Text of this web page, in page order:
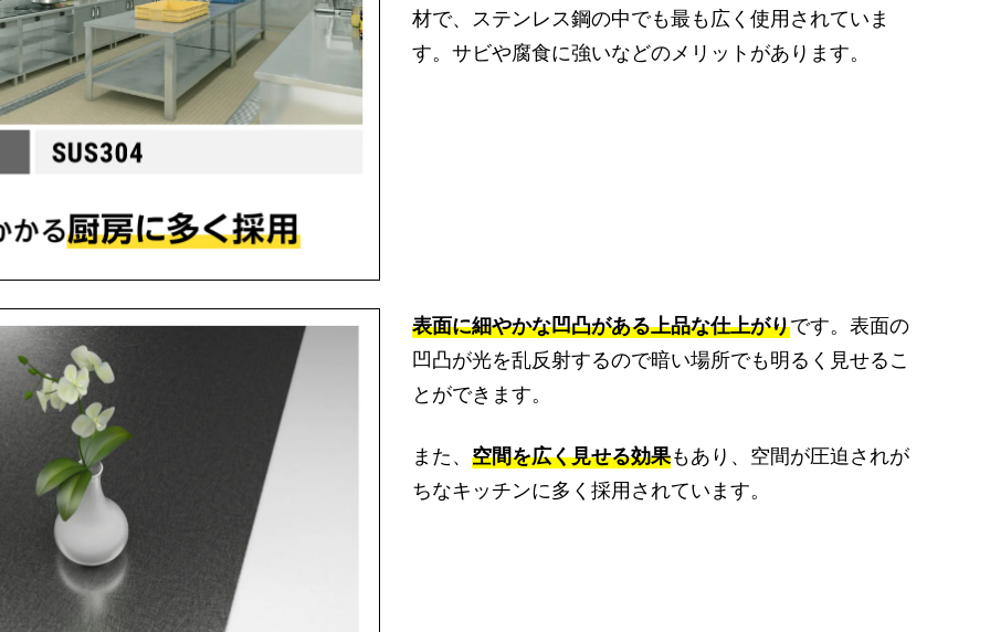
材で、ステンレス鋼の中でも最も広く使用されていま
す。サビや腐食に強いなどのメリットがあります。
表面に細やかな凹凸がある上品な仕上がりです。表面の
凹凸が光を乱反射するので暗い場所でも明るく見せるこ
とができます。
また、 空間を広く見せる効果もあり、空間が圧迫されが
ちなキッチンに多く採用されています。